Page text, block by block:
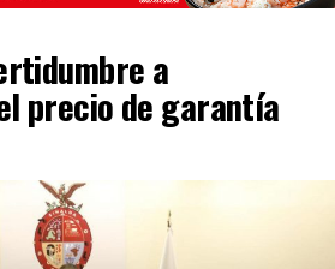
a
precio de garantía